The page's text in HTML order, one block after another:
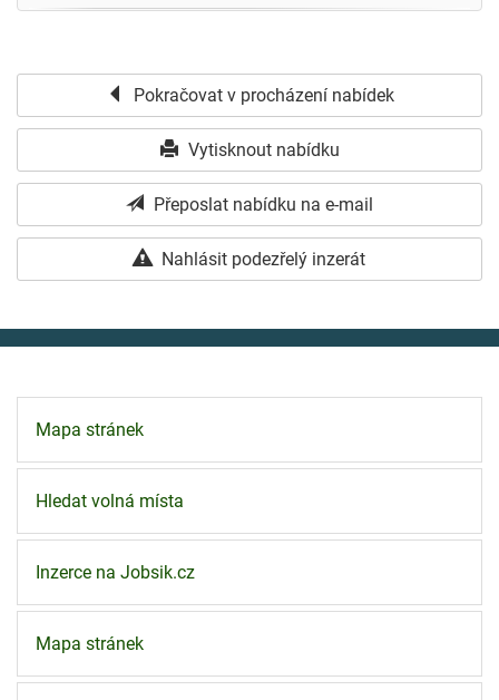
Pokračovat v procházení nabídek
Vytisknout nabídku
Přeposlat nabídku na e-mail
Nahlásit podezřelý inzerát
Mapa stránek
Hledat volná místa
Inzerce na Jobsik.cz
Mapa stránek